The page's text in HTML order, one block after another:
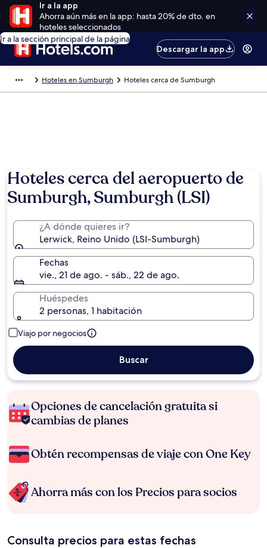
Ir a la app
Ahorra aún más en la app: hasta 20% de dto. en
hoteles seleccionados
Ir a la sección principal de la página
Descargar la app
Hoteles en Sumburgh Hoteles cerca de Sumburgh
Hoteles cerca del aeropuerto de
Sumburgh, Sumburgh (LSI)
¿A dónde quieres ir?
Lerwick, Reino Unido (LSI-Sumburgh)
Fechas
vie., 21 de ago. - sáb., 22 de ago.
Huéspedes
2 personas, 1 habitación
Viajo por negocios
Buscar
Opciones de cancelación gratuita si
cambias de planes
Obtén recompensas de viaje con One Key
Ahorra más con los Precios para socios
Consulta precios para estas fechas